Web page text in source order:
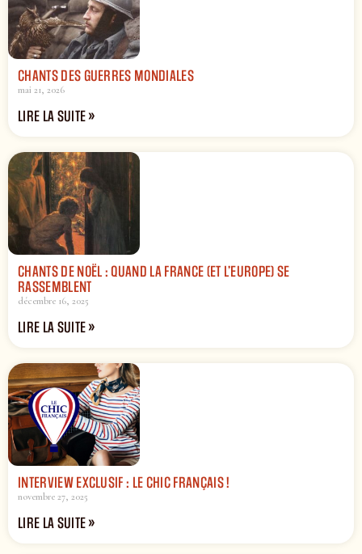
CHANTS DES GUERRES MONDIALES
mai 21, 2026
LIRE LA SUITE »
CHANTS DE NOËL : QUAND LA FRANCE (ET L’EUROPE) SE
RASSEMBLENT
décembre 16, 2025
LIRE LA SUITE »
INTERVIEW EXCLUSIF : LE CHIC FRANÇAIS !
novembre 27, 2025
LIRE LA SUITE »